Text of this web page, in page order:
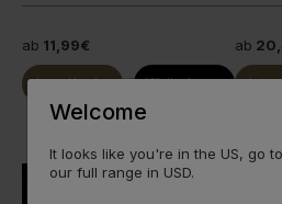
ab 11,99€
Jetzt Kaufen Weiterlesen
ab
Jetzt
Welcome
It looks like you're in the US, go
our full range in USD.